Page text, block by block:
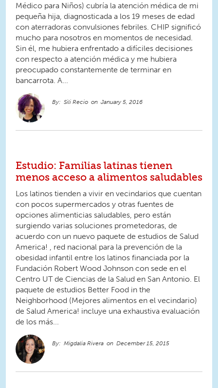
Médico para Niños) cubría la atención médica de mi
pequeña hija, diagnosticada a los 19 meses de edad
con aterradoras convulsiones febriles. CHIP significó
mucho para nosotros en momentos de necesidad.
Sin él, me hubiera enfrentado a difíciles decisiones
con respecto a atención médica y me hubiera
preocupado constantemente de terminar en
bancarrota. A...
Sili Recio January 5, 2016
Estudio: Familias latinas tienen
menos acceso a alimentos saludables
Los latinos tienden a vivir en vecindarios que cuentan
con pocos supermercados y otras fuentes de
opciones alimenticias saludables, pero están
surgiendo varias soluciones prometedoras, de
acuerdo con un nuevo paquete de estudios de Salud
America! , red nacional para la prevención de la
obesidad infantil entre los latinos financiada por la
Fundación Robert Wood Johnson con sede en el
Centro UT de Ciencias de la Salud en San Antonio. El
paquete de estudios Better Food in the
Neighborhood (Mejores alimentos en el vecindario)
de Salud America! incluye una exhaustiva evaluación
de los más...
Migdalia Rivera December 15, 2015